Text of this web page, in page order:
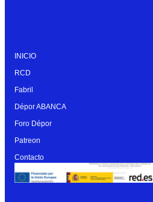
INICIO
RCD
Fabril
Dépor ABANCA
Foro Dépor
Patreon
Contacto